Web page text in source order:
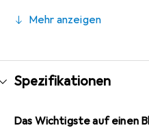
erleichtert.
Mehr anzeigen
Spezifikationen
Das Wichtigste auf einen